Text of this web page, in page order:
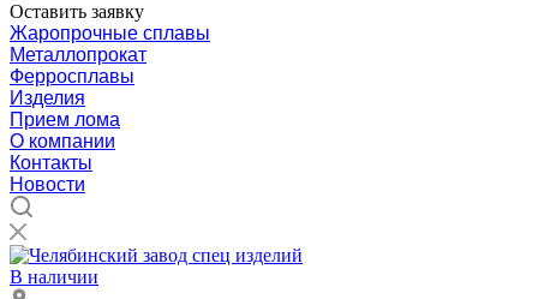
Оставить заявку
Жаропрочные сплавы
Металлопрокат
Ферросплавы
Изделия
Прием лома
О компании
Контакты
Новости
В наличии